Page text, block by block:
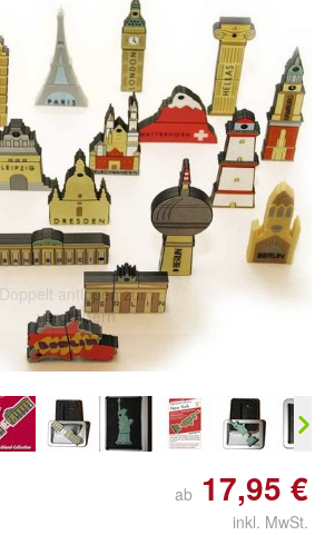
Doppelt antippen zum
vergrößern
ab 17,95 €
inkl. MwSt.